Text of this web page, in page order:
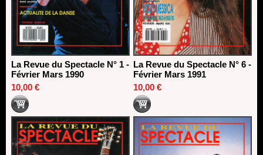
La Revue du Spectacle N° 1 -
Février Mars 1990
10,00 €
La Revue du Spectacle N° 6 -
Février Mars 1991
10,00 €